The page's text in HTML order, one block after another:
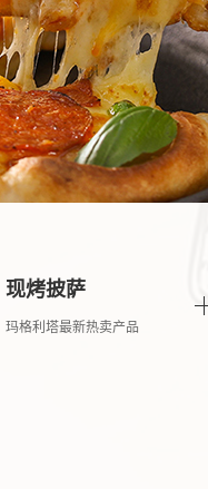
现烤披萨
玛格利塔最新热卖产品